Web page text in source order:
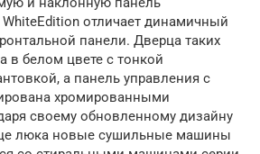
отличает динамичный
панели. Дверца таких
в белом цвете с тонкой
а панель управления с
хромированными
своему обновленному дизайну
люка новые сушильные машины